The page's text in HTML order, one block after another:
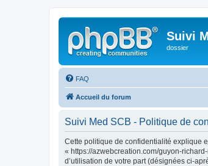
Suivi
dossier
FAQ
Accueil du forum
Suivi Med SCB - Politique de
Cette politique de confidentialité explique
« https://azwebcreation.com/guyon-
d’utilisation de votre part (désignées ci-